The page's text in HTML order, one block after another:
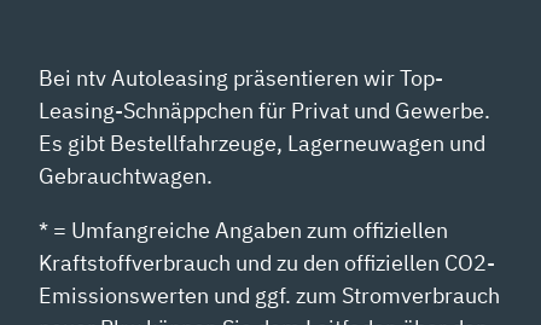
Bei ntv Autoleasing präsentieren wir Top-
Leasing-Schnäppchen für Privat und Gewerbe.
Es gibt Bestellfahrzeuge, Lagerneuwagen und
Gebrauchtwagen.
* = Umfangreiche Angaben zum offiziellen
Kraftstoffverbrauch und zu den offiziellen CO2-
Emissionswerten und ggf. zum Stromverbrauch